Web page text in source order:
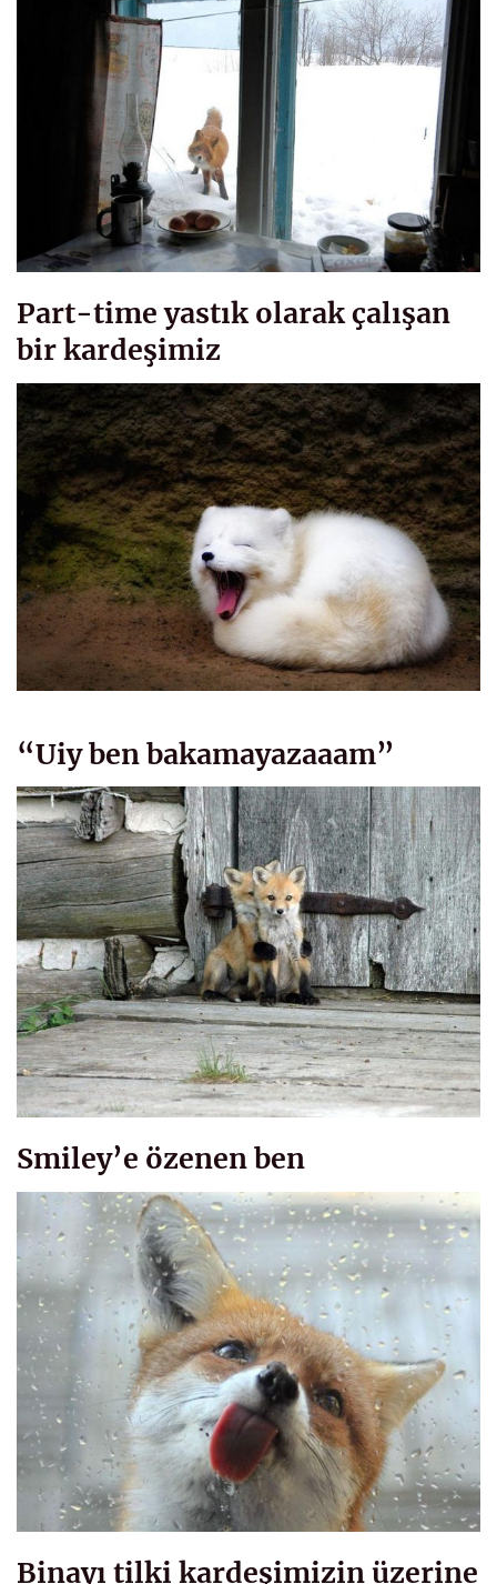
Part-time yastık olarak çalışan
bir kardeşimiz
“Uiy ben bakamayazaaam”
Smiley’e özenen ben
Binayı tilki kardeşimizin üzerine